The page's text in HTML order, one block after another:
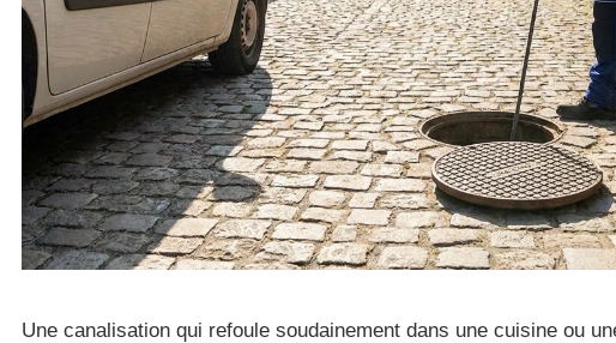
Une canalisation qui refoule soudainement dans une cuisine ou